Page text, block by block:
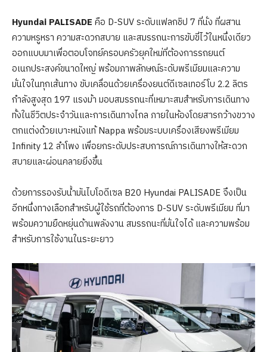
Hyundai PALISADE คือ D-SUV ระดับแฟลกชิป 7 ที่นั่ง ที่ผสาน
ความหรูหรา ความสะดวกสบาย และสมรรถนะการขับขี่ไว้ในหนึ่งเดียว
ออกแบบมาเพื่อตอบโจทย์ครอบครัวยุคใหม่ที่ต้องการรถยนต์
อเนกประสงค์ขนาดใหญ่ พร้อมภาพลักษณ์ระดับพรีเมียมและความ
มั่นใจในทุกเส้นทาง ขับเคลื่อนด้วยเครื่องยนต์ดีเซลเทอร์โบ 2.2 ลิตร
กำลังสูงสุด 197 แรงม้า มอบสมรรถนะที่เหมาะสมสำหรับการเดินทาง
ทั้งในชีวิตประจำวันและการเดินทางไกล ภายในห้องโดยสารกว้างขวาง
ตกแต่งด้วยเบาะหนังแท้ Nappa พร้อมระบบเครื่องเสียงพรีเมียม
Infinity 12 ลำโพง เพื่อยกระดับประสบการณ์การเดินทางให้สะดวก
สบายและผ่อนคลายยิ่งขึ้น
ด้วยการรองรับน้ำมันไบโอดีเซล B20 Hyundai PALISADE จึงเป็น
อีกหนึ่งทางเลือกสำหรับผู้ใช้รถที่ต้องการ D-SUV ระดับพรีเมียม ที่มา
พร้อมความยืดหยุ่นด้านพลังงาน สมรรถนะที่มั่นใจได้ และความพร้อม
สำหรับการใช้งานในระยะยาว